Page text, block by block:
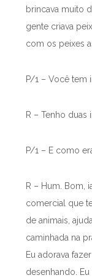
brincava muito
gente criava
com os peixes
P/1 – Você tem
R – Tenho duas
P/1 – E como
R – Hum. Bom,
comercial que
de animais,
caminhada na
Eu adorava
desenhando.